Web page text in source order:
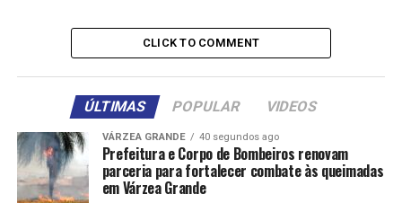
Vale lembrar que, para o veículo estar devidamente
todos os débitos em aberto atrelados a ele, como o IPVA,
Licenciamento, possíveis multas de trânsito, além
da regularização de pendências administrativas ou
jurídica, caso o veículo tenha.
Confira abaixo as demais datas de vencimento do
CLICK TO COMMENT
ÚLTIMAS POPULAR VIDEOS
VÁRZEA GRANDE 40 segundos ago
Prefeitura e Corpo de Bombeiros renovam
parceria para fortalecer combate às queimadas
em Várzea Grande